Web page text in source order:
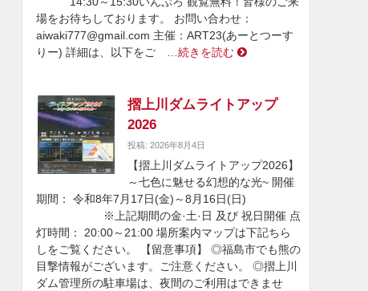
場をお待ちしております。 お問い合わせ：
aiwaki777@gmail.com 主催：ART23(あーとつーす
りー) 詳細は、以下をご …続きを読む
摺上川ダムライトアップ
2026
投稿: 2026年8月4日
【摺上川ダムライトアップ2026】
～七色に魅せる幻想的な光~ 開催
期間： 令和8年7月17日(金)～8月16日(日)
※上記期間の金·土·日 及び 祝日開催 点
灯時間： 20:00～21:00 場所案内マップは下記ちら
しをご覧ください。 【留意事項】 ◎福島市でも熊の
目撃情報がございます。ご注意ください。 ◎摺上川
ダム管理所の駐車場は、夜間のご利用はできませ